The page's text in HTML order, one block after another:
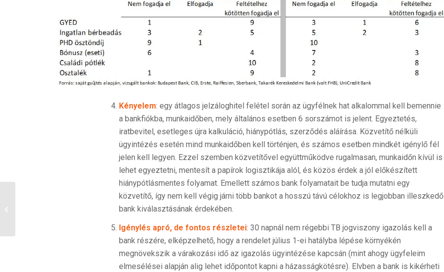
Kényelem: egy átlagos jelzáloghitel felétel során az ügyfélnek hat alkalommal kell bemennie
a bankfiókba, munkaidőben, mely általános esetben 6 sorszámot is jelent. Egyeztetés,
iratbevitel, esetleges újra kalkuláció, hiánypótlás, szerződés aláírása. Közvetítő nélküli
ügyintézés esetén mind munkaidőben kell történjen, és számos esetben mindkét igénylő fél
jelen kell legyen. Ezzel szemben közvetítővel együttműködve rugalmasan, munkaidőn kívül is
lehet egyeztetni, mentesít a papírok logisztikája alól, és közös érdek a jól előkészített
hiánypótlásmentes folyamat. Emellett számos bank folyamatait be tudja mutatni egy
közvetítő, így nem kell végig járni több bankot a hosszú távú célokhoz is legjobban illeszkedő
bank kiválasztásának érdekében.
Igénylés apró, de fontos részletei: 30 napnál nem régebbi TB jogviszony igazolás kell a
bank részére, elképzelhető, hogy a rendelet július 1-ei hatályba lépése környékén
megnövekszik a várakozási idő az igazolás ügyintézése kapcsán (mint ahogy ügyfeleim
elmesélései alapján alig lehet időpontot kapni a házasságkötésre). Elvben a bank is kikérheti